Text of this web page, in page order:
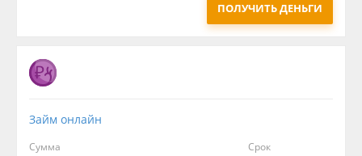
ПОЛУЧИТЬ ДЕНЬГИ
Займ онлайн
Сумма Срок